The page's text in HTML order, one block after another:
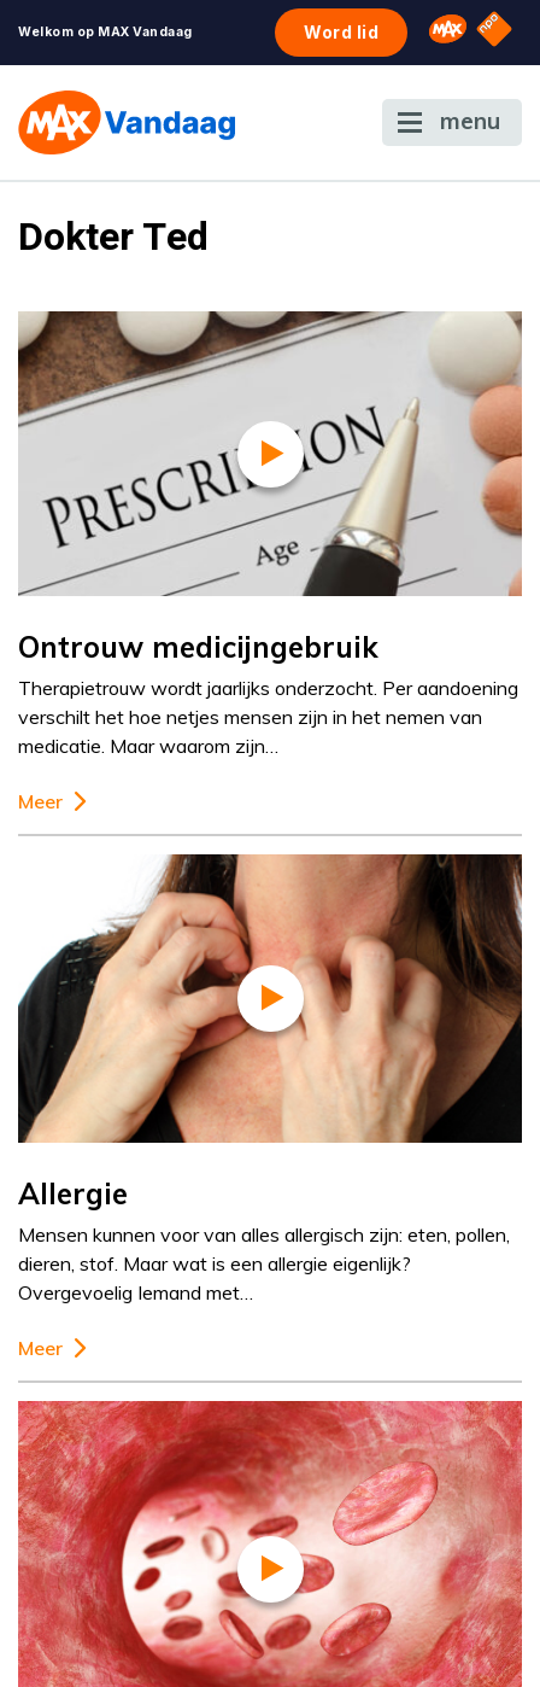
Welkom op MAX Vandaag Word lid Omroep
NPO
menu
Dokter Ted
Ontrouw medicijngebruik
Therapietrouw wordt jaarlijks onderzocht. Per aandoening
verschilt het hoe netjes mensen zijn in het nemen van
medicatie. Maar waarom zijn…
Meer
Allergie
Mensen kunnen voor van alles allergisch zijn: eten, pollen,
dieren, stof. Maar wat is een allergie eigenlijk?
Overgevoelig Iemand met…
Meer